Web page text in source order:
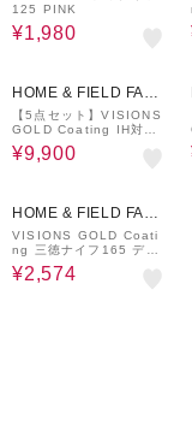
125 PINK
¥1,980
HOME & FIELD FACT
ORY STORE
【5点セット】VISIONS
GOLD Coating IH対応
クックウェア5pcsセット
¥9,900
HOME & FIELD FACT
ORY STORE
VISIONS GOLD Coati
ng 三徳ナイフ165 ディ
ンプル
¥2,574